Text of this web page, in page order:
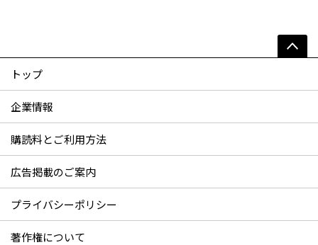
トップ
企業情報
購読料とご利用方法
広告掲載のご案内
プライバシーポリシー
著作権について